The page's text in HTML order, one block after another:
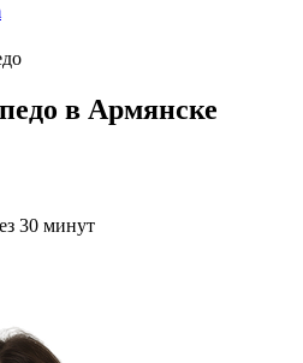
в Армянске
30 минут